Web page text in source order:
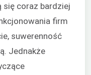
się coraz bardziej
firm
suwerenność
Jednakże